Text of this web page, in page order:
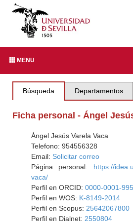
MENU
Búsqueda Departamentos
Ficha personal - Ángel
Ángel Jesús Varela Vaca
Telefono: 954556328
Email: Solicitar correo
Página personal: https://
vaca/
Perfil en ORCID: 0000-0001-
Perfil en WOS: K-8149-2014
Perfil en Scopus: 25642067800
Perfil en Dialnet: 2550804